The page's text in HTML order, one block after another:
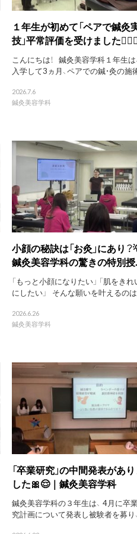
１年生が初めて「ペアで鍼灸
技」平常評価を受けました
こんにちは！ 鍼灸美容学科１年生は
入学して3ヵ月、ペアでの鍼・灸の施
2026.7.6
鍼灸美容学科
小顔の秘訣は「お灸」にあり？
鍼灸美容学科の驚きの特別授
「もっと小顔になりたい」 「肌をきれ
にしたい」 そんな願いを叶えるのは
2026.6.26
鍼灸美容学科
「卒業研究」の中間発表があり
した🎀😌｜鍼灸美容学科
鍼灸美容学科の３年生は、 4月に卒
究計画について発表し被験者を募り